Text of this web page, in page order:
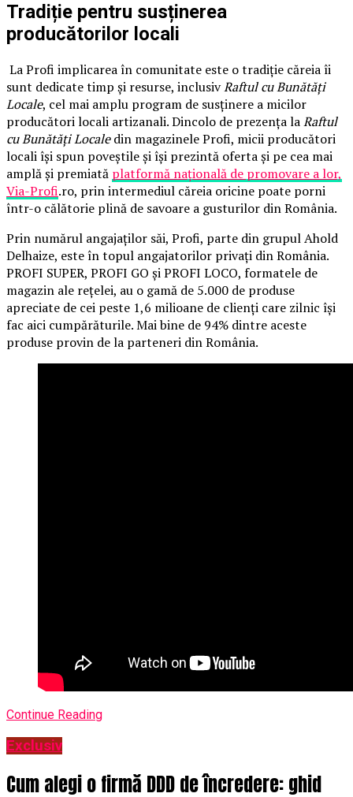
Tradiție pentru susținerea
producătorilor locali
La Profi implicarea în comunitate este o tradiție căreia îi
sunt dedicate timp și resurse, inclusivRaftul cu Bunătăți
Locale, cel mai amplu program de susținere a micilor
producători locali artizanali. Dincolo de prezența laRaftul
cu Bunătăți Localedin magazinele Profi, micii producători
locali își spun poveștile și își prezintă oferta și pe cea mai
amplă și premiată platformă națională de promovare a lor,
Via-Profi.ro, prin intermediul căreia oricine poate porni
într-o călătorie plină de savoare a gusturilor din România.
Prin numărul angajaților săi, Profi, parte din grupul Ahold
Delhaize, este în topul angajatorilor privați din România.
PROFI SUPER, PROFI GO și PROFI LOCO, formatele de
magazin ale rețelei, au o gamă de 5.000 de produse
apreciate de cei peste 1,6 milioane de clienți care zilnic își
fac aici cumpărăturile. Mai bine de 94% dintre aceste
produse provin de la parteneri din România.
Continue Reading
Exclusiv
Cum alegi o firmă DDD de încredere: ghid